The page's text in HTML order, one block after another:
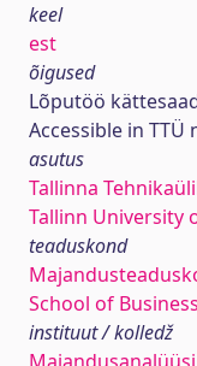
keel
est
õigused
Lõputöö
Accessible in TTÜ
asutus
Tallinna
Tallinn University
teaduskond
School of
instituut / kolledž